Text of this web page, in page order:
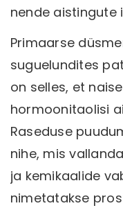
nende aistingute
Primaarse
suguelundites
on selles, et
hormoonitaolisi
Raseduse
nihe, mis
ja kemikaalide
nimetatakse